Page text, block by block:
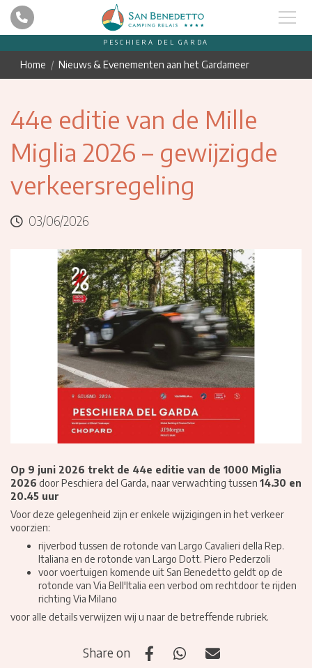
PESCHIERA DEL GARDA
Home Nieuws & Evenementen aan het Gardameer
44e editie van de Mille
Miglia 2026 – gewijzigde
verkeersregeling
03/06/2026
Op 9 juni 2026 trekt de 44e editie van de 1000 Miglia
2026 door Peschiera del Garda, naar verwachting tussen 14.30 en
20.45 uur
Voor deze gelegenheid zijn er enkele wijzigingen in het verkeer
voorzien:
rijverbod tussen de rotonde van Largo Cavalieri della Rep.
Italiana en de rotonde van Largo Dott. Piero Pederzoli
voor voertuigen komende uit San Benedetto geldt op de
rotonde van Via Bell'Italia een verbod om rechtdoor te rijden
richting Via Milano
voor alle details verwijzen wij u naar de betreffende rubriek.
Share on